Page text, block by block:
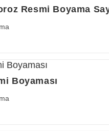
Resmi Boyama
Boyaması